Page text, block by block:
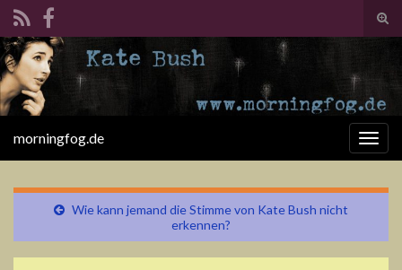
Search for:
morningfog.de
Wie kann jemand die Stimme von Kate Bush nicht
erkennen?